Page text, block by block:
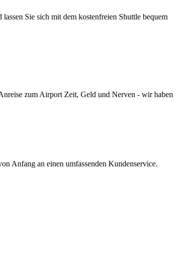
Sie sich mit dem kostenfreien Shuttle bequem
zum Airport Zeit, Geld und Nerven - wir haben
Anfang an einen umfassenden Kundenservice.